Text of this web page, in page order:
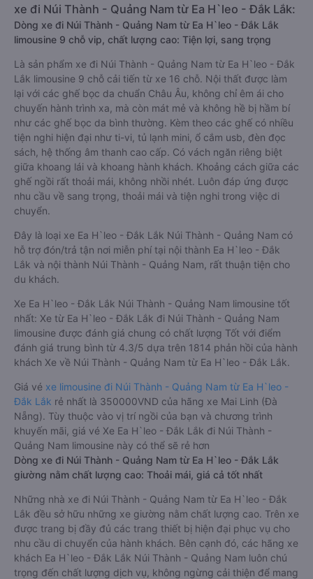
xe đi Núi Thành - Quảng Nam từ Ea H`leo - Đắk Lắk:
Dòng xe đi Núi Thành - Quảng Nam từ Ea H`leo - Đắk Lắk
limousine 9 chỗ vip, chất lượng cao: Tiện lợi, sang trọng
Là sản phẩm xe đi Núi Thành - Quảng Nam từ Ea H`leo - Đắk
Lắk limousine 9 chỗ cải tiến từ xe 16 chỗ. Nội thất được làm
lại với các ghế bọc da chuẩn Châu Âu, không chỉ êm ái cho
chuyến hành trình xa, mà còn mát mẻ và không hề bị hầm bí
như các ghế bọc da bình thường. Kèm theo các ghế có nhiều
tiện nghi hiện đại như ti-vi, tủ lạnh mini, ổ cắm usb, đèn đọc
sách, hệ thống âm thanh cao cấp. Có vách ngăn riêng biệt
giữa khoang lái và khoang hành khách. Khoảng cách giữa các
ghế ngồi rất thoải mái, không nhồi nhét. Luôn đáp ứng được
nhu cầu về sang trọng, thoải mái và tiện nghi trong việc di
chuyển.
Đây là loại xe Ea H`leo - Đắk Lắk Núi Thành - Quảng Nam có
hỗ trợ đón/trả tận nơi miễn phí tại nội thành Ea H`leo - Đắk
Lắk và nội thành Núi Thành - Quảng Nam, rất thuận tiện cho
du khách.
Xe Ea H`leo - Đắk Lắk Núi Thành - Quảng Nam limousine tốt
nhất: Xe từ Ea H`leo - Đắk Lắk đi Núi Thành - Quảng Nam
limousine được đánh giá chung có chất lượng Tốt với điểm
đánh giá trung bình từ 4.3/5 dựa trên 1814 phản hồi của hành
khách Xe về Núi Thành - Quảng Nam từ Ea H`leo - Đắk Lắk.
Giá vé xe limousine đi Núi Thành - Quảng Nam từ Ea H`leo -
Đắk Lắk rẻ nhất là 350000VND của hãng xe Mai Linh (Đà
Nẵng). Tùy thuộc vào vị trí ngồi của bạn và chương trình
khuyến mãi, giá vé Xe Ea H`leo - Đắk Lắk đi Núi Thành -
Quảng Nam limousine này có thể sẽ rẻ hơn
Dòng xe đi Núi Thành - Quảng Nam từ Ea H`leo - Đắk Lắk
giường nằm chất lượng cao: Thoải mái, giá cả tốt nhất
Những nhà xe đi Núi Thành - Quảng Nam từ Ea H`leo - Đắk
Lắk đều sở hữu những xe giường nằm chất lượng cao. Trên xe
được trang bị đầy đủ các trang thiết bị hiện đại phục vụ cho
nhu cầu di chuyển của hành khách. Bên cạnh đó, các hãng xe
khách Ea H`leo - Đắk Lắk Núi Thành - Quảng Nam luôn chú
trọng đến chất lượng dịch vụ, không ngừng cải thiện để mang